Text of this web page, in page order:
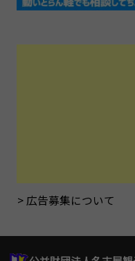
広告募集について